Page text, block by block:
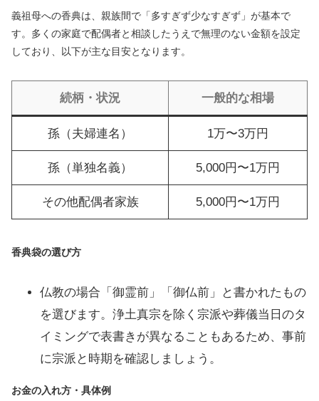
義祖母への香典は、親族間で「多すぎず少なすぎず」が基本で
す。多くの家庭で配偶者と相談したうえで無理のない金額を設定
しており、以下が主な目安となります。
続柄・状況 一般的な相場
孫（夫婦連名） 1万〜3万円
孫（単独名義） 5,000円〜1万円
その他配偶者家族 5,000円〜1万円
香典袋の選び方
仏教の場合「御霊前」「御仏前」と書かれたもの
を選びます。浄土真宗を除く宗派や葬儀当日のタ
イミングで表書きが異なることもあるため、事前
に宗派と時期を確認しましょう。
お金の入れ方・具体例